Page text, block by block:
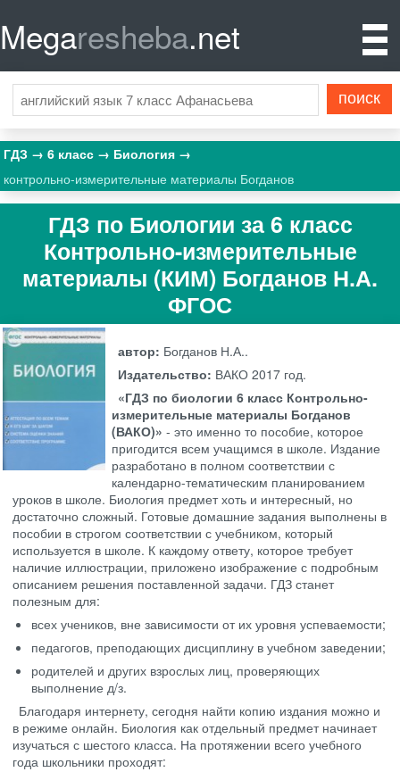
Megaresheba.net
ГДЗ 6 класс
Биология
контрольно-измерительные материалы Богданов
ГДЗ по Биологии за 6 класс
Контрольно-измерительные
материалы (КИМ) Богданов Н.А.
ФГОС
автор: Богданов Н.А..
Издательство: ВАКО 2017 год.
«ГДЗ по биологии 6 класс Контрольно-
измерительные материалы Богданов
(ВАКО)» - это именно то пособие, которое
пригодится всем учащимся в школе. Издание
разработано в полном соответствии с
календарно-тематическим планированием
уроков в школе. Биология предмет хоть и интересный, но
достаточно сложный. Готовые домашние задания выполнены в
пособии в строгом соответствии с учебником, который
используется в школе. К каждому ответу, которое требует
наличие иллюстрации, приложено изображение с подробным
описанием решения поставленной задачи. ГДЗ станет
полезным для:
всех учеников, вне зависимости от их уровня успеваемости;
педагогов, преподающих дисциплину в учебном заведении;
родителей и других взрослых лиц, проверяющих
выполнение д/з.
Благодаря интернету, сегодня найти копию издания можно и
в режиме онлайн. Биология как отдельный предмет начинает
изучаться с шестого класса. На протяжении всего учебного
года школьники проходят: